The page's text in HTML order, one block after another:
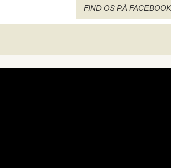
FIND OS PÅ FACEBOOK